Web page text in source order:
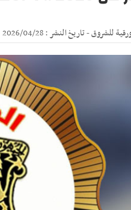
- تاريخ النشر : 2026/04/28